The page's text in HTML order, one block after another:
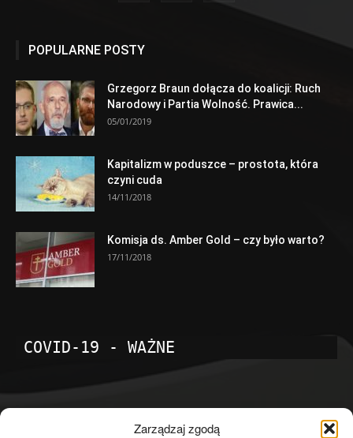
Zarządzaj zgodą
POPULARNE POSTY
Grzegorz Braun dołącza do koalicji: Ruch
Narodowy i Partia Wolność. Prawica...
05/01/2019
Kapitalizm w poduszce – prostota, która
czyni cuda
14/11/2018
Komisja ds. Amber Gold – czy było warto?
17/11/2018
COVID-19 - WAŻNE